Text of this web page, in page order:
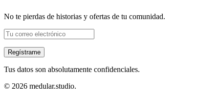
No te pierdas de historias y ofertas de tu comunidad.
Tus datos son absolutamente confidenciales.
© 2026 medular.studio.